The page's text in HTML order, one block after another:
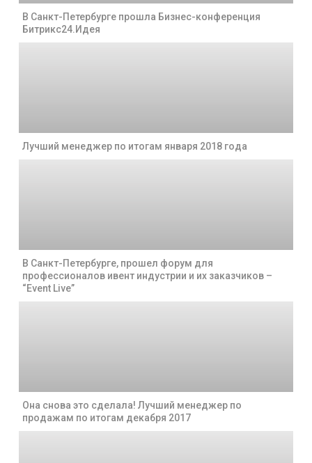
В Санкт-Петербурге прошла Бизнес-конференция
Битрикс24.Идея
Лучший менеджер по итогам января 2018 года
В Санкт-Петербурге, прошел форум для
профессионалов ивент индустрии и их заказчиков –
“Event Live”
Она снова это сделала! Лучший менеджер по
продажам по итогам декабря 2017